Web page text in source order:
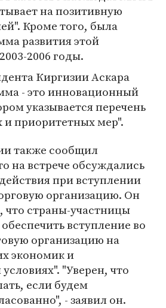
на позитивную
Кроме того, была
развития этой
2006 годы.
Киргизии Аскара
- это инновационный
указывается перечень
и приоритетных мер".
также сообщил
на встрече обсуждались
при вступлении
организацию. Он
что страны-участницы
вступление во
организацию на
экономик и
"Уверен, что
если будем
- заявил он.